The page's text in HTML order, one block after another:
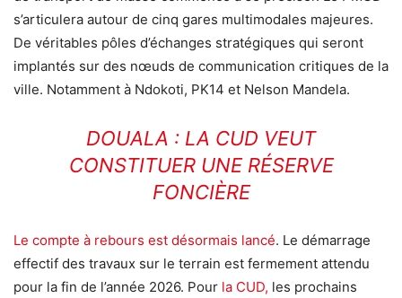
s’articulera autour de cinq gares multimodales majeures.
De véritables pôles d’échanges stratégiques qui seront
implantés sur des nœuds de communication critiques de la
ville. Notamment à Ndokoti, PK14 et Nelson Mandela.
DOUALA : LA CUD VEUT
CONSTITUER UNE RÉSERVE
FONCIÈRE
Le compte à rebours est désormais lancé. Le démarrage
effectif des travaux sur le terrain est fermement attendu
pour la fin de l’année 2026. Pour la CUD, les prochains